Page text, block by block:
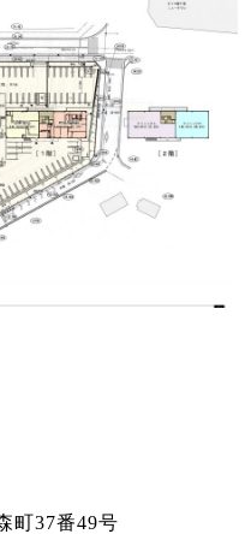
町37番49号